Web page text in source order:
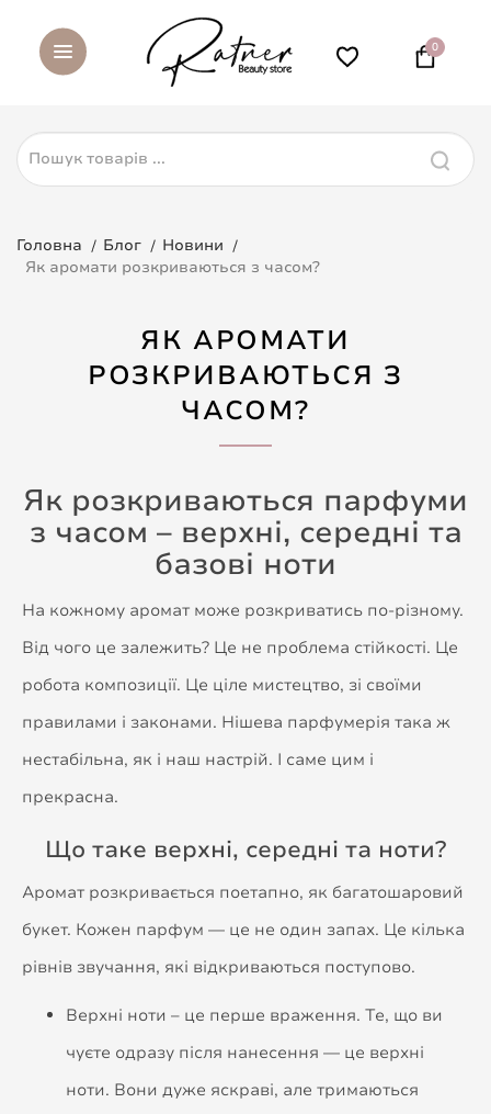
0
Головна Блог
Новини
Як аромати розкриваються з часом?
ЯК АРОМАТИ
РОЗКРИВАЮТЬСЯ З
ЧАСОМ?
Як розкриваються парфуми
з часом – верхні, середні та
базові ноти
На кожному аромат може розкриватись по-різному.
Від чого це залежить? Це не проблема стійкості. Це
робота композиції. Це ціле мистецтво, зі своїми
правилами і законами. Нішева парфумерія така ж
нестабільна, як і наш настрій. І саме цим і
прекрасна.
Що таке верхні, середні та ноти?
Аромат розкривається поетапно, як багатошаровий
букет. Кожен парфум — це не один запах. Це кілька
рівнів звучання, які відкриваються поступово.
Верхні ноти – це перше враження. Те, що ви
чуєте одразу після нанесення — це верхні
ноти. Вони дуже яскраві, але тримаються